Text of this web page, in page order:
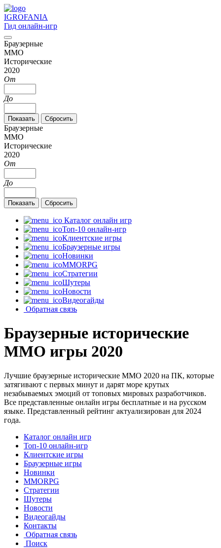
IGROFANIA
Гид онлайн-игр
Браузерные
MMO
Исторические
2020
От
До
Браузерные
MMO
Исторические
2020
От
До
Каталог онлайн игр
Топ-10 онлайн-игр
Клиентские игры
Браузерные игры
Новинки
MMORPG
Стратегии
Шутеры
Новости
Видеогайды
Обратная связь
Браузерные исторические
MMO игры 2020
Лучшие браузерные исторические MMO 2020 на ПК, которые
затягивают с первых минут и дарят море крутых
незабываемых эмоций от топовых мировых разработчиков.
Все представленные онлайн игры бесплатные и на русском
языке. Представленный рейтинг актуализирован для 2024
года.
Каталог онлайн игр
Топ-10 онлайн-игр
Клиентские игры
Браузерные игры
Новинки
MMORPG
Стратегии
Шутеры
Новости
Видеогайды
Контакты
Обратная связь
Поиск